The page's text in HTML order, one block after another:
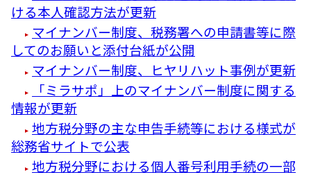
ける本人確認方法が更新
マイナンバー制度、税務署への申請書等に際
してのお願いと添付台紙が公開
マイナンバー制度、ヒヤリハット事例が更新
「ミラサポ」上のマイナンバー制度に関する
情報が更新
地方税分野の主な申告手続等における様式が
総務省サイトで公表
地方税分野における個人番号利用手続の一部